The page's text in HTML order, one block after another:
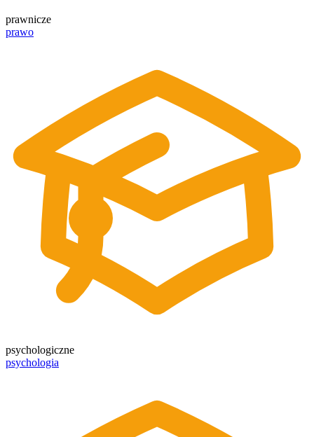
prawnicze
prawo
psychologiczne
psychologia